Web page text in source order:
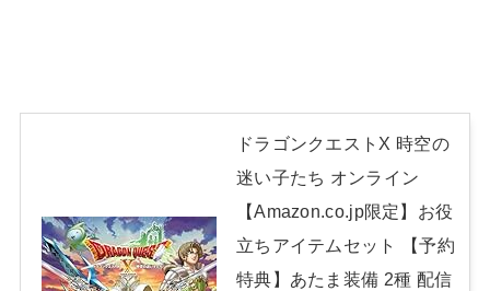
ドラゴンクエストX 時空の
迷い子たち オンライン
【Amazon.co.jp限定】お役
立ちアイテムセット 【予約
特典】あたま装備 2種 配信